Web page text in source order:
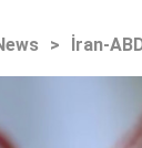
> İran-